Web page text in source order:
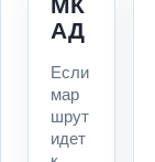
АД
Если
мар
шрут
идет